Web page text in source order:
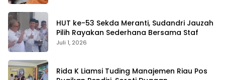
HUT ke-53 Sekda Meranti, Sudandri Jauzah
Pilih Rayakan Sederhana Bersama Staf
Juli 1, 2026
Rida K Liamsi Tuding Manajemen Riau Pos